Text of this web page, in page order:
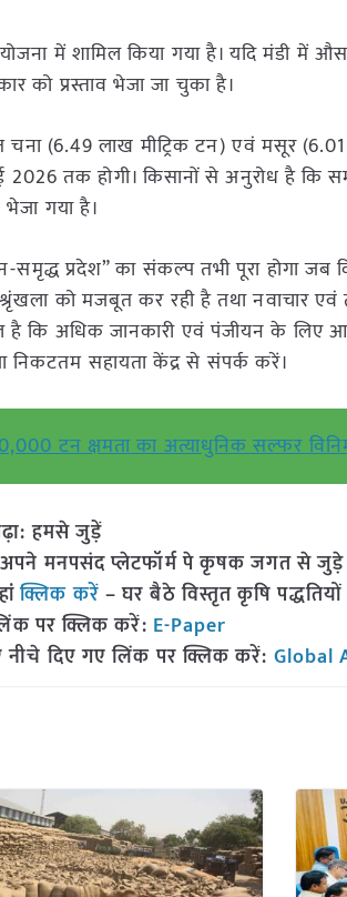
में शामिल किया गया है। यदि मंडी में
को प्रस्ताव भेजा जा चुका है।
(6.49 लाख मीट्रिक टन) एवं मसूर
2026 तक होगी। किसानों से अनुरोध है कि
गया है।
समृद्ध प्रदेश” का संकल्प तभी पूरा होगा
को मजबूत कर रही है तथा नवाचार
है कि अधिक जानकारी एवं पंजीयन के लिए
निकटतम सहायता केंद्र से संपर्क करें।
टन क्षमता का अत्याधुनिक सल्फर
हमसे जुड़ें
मनपसंद प्लेटफॉर्म पे कृषक जगत से
क्लिक करें – घर बैठे विस्तृत कृषि
पर क्लिक करें: E-Paper
दिए गए लिंक पर क्लिक करें: Global